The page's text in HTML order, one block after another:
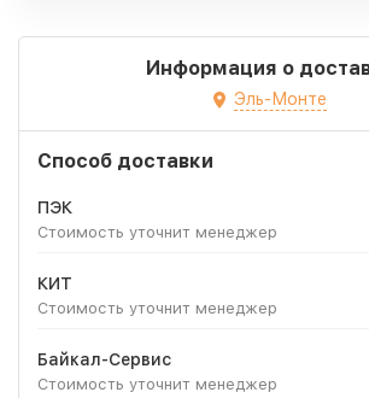
Информация о
Эль-Монте
Способ доставки
ПЭК
Стоимость уточнит менеджер
КИТ
Стоимость уточнит менеджер
Байкал-Сервис
Стоимость уточнит менеджер